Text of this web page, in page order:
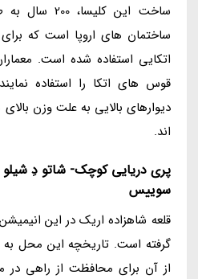
ساخت این
ساختمان های اروپا است که
اتکایی استفاده شده است.
قوس های اتکا را استفاده
دیوارهای بالایی به علت وزن
اند.
پری دریایی کوچک- شاتو دِ شیلو
سوییس
قلعه شاهزاده اریک در این
گرفته است. تاریخچه این محل به
از آن برای محافظت از راهی در